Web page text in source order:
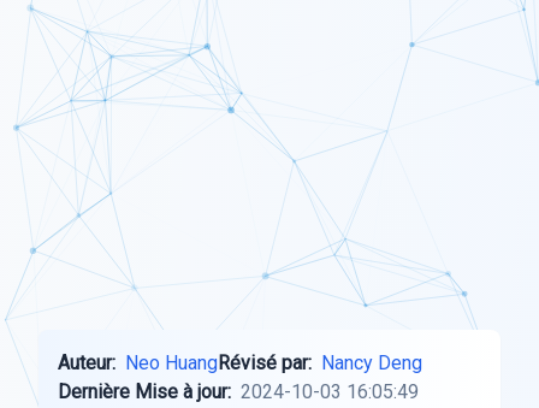
Auteur: Neo HuangRévisé par: Nancy Deng
Dernière Mise à jour: 2024-10-03 16:05:49